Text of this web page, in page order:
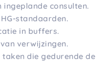
consulten.
standaarden.
in buffers.
verwijzingen.
die gedurende de